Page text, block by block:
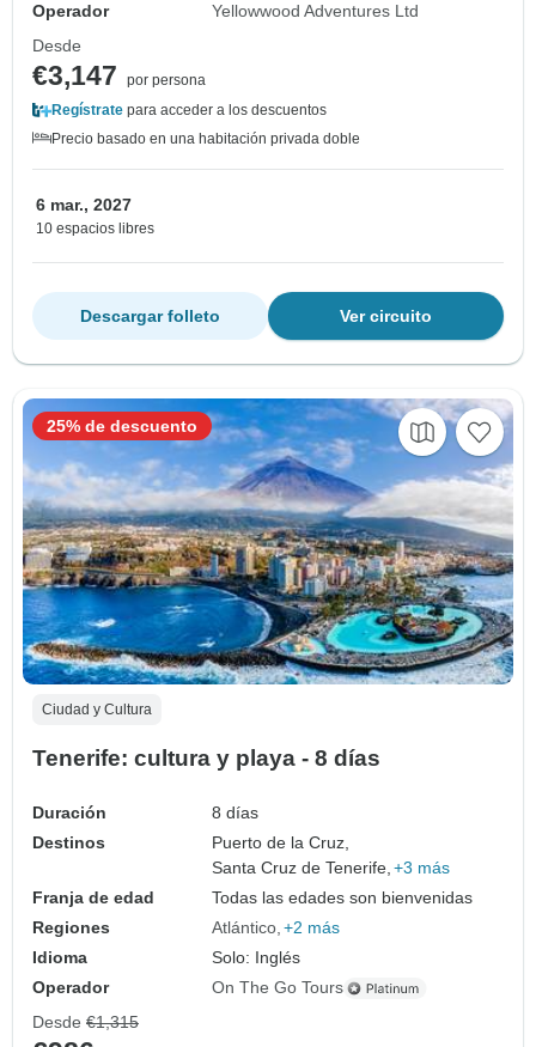
Operador
Yellowwood Adventures Ltd
Desde
€3,147
por persona
Regístrate para acceder a los descuentos
Precio basado en una habitación privada doble
6 mar., 2027
10 espacios libres
Ver circuito
Descargar folleto
Ciudad y Cultura
Tenerife: cultura y playa - 8 días
Duración
8 días
Destinos
Puerto de la Cruz,
Santa Cruz de Tenerife, +3 más
Franja de edad
Todas las edades son bienvenidas
Regiones
Atlántico +2 más
Idioma
Solo: Inglés
Operador
On The Go Tours
25% de descuento
Desde €1,315